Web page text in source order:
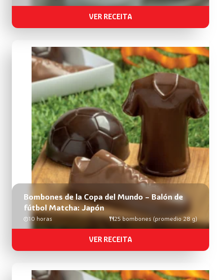
VER RECEITA
Bombones de la Copa del Mundo – Balón de
fútbol Matcha: Japón
10 horas 25 bombones (promedio 28 g)
VER RECEITA